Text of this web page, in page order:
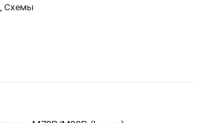
Схемы